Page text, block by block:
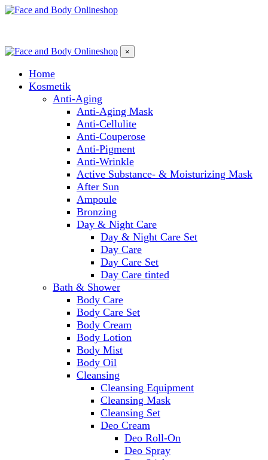
×
Home
Kosmetik
Anti-Aging
Anti-Aging Mask
Anti-Cellulite
Anti-Couperose
Anti-Pigment
Anti-Wrinkle
Active Substance- & Moisturizing Mask
After Sun
Ampoule
Bronzing
Day & Night Care
Day & Night Care Set
Day Care
Day Care Set
Day Care tinted
Bath & Shower
Body Care
Body Care Set
Body Cream
Body Lotion
Body Mist
Body Oil
Cleansing
Cleansing Equipment
Cleansing Mask
Cleansing Set
Deo Cream
Deo Roll-On
Deo Spray